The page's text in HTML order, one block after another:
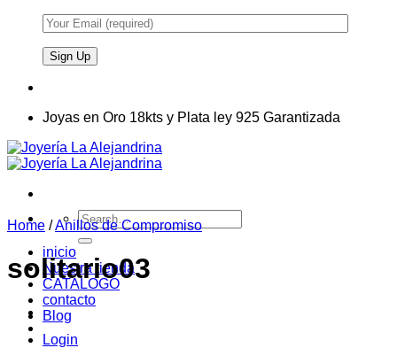
Joyas en Oro 18kts y Plata ley 925 Garantizada
Search
for:
inicio
Nuestra tienda
CATALOGO
contacto
Blog
Login
Home /Anillos de Compromiso
solitario03